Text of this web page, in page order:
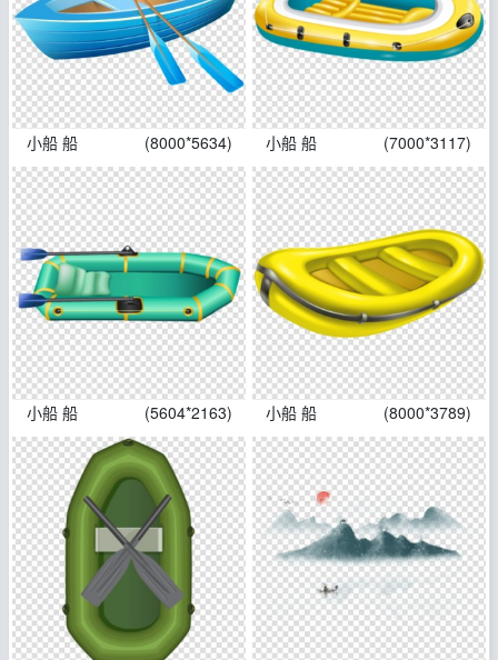
小船 船 (8000*5634) 小船 船 (7000*3117)
小船 船 (5604*2163) 小船 船 (8000*3789)